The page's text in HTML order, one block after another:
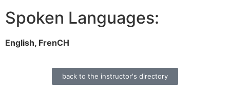
Spoken Languages:
English, FrenCH
back to the instructor's directory